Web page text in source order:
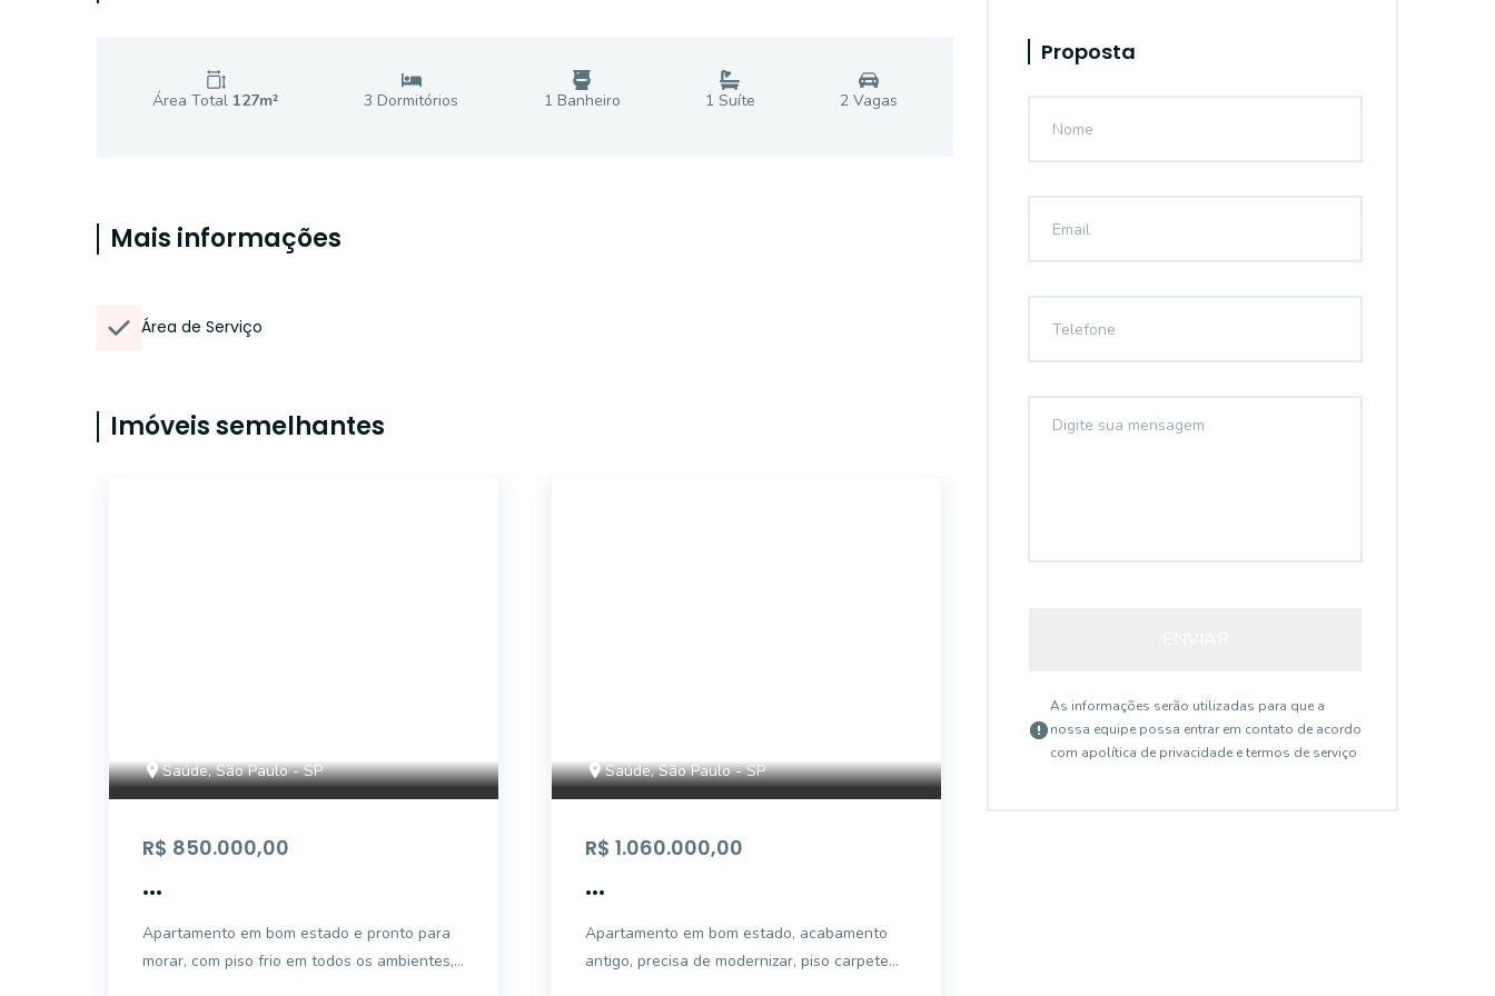
Área Total 127m² 3 Dormitórios 1 Banheiro 1 Suíte 2 Vagas
Mais informações
Área de Serviço
Imóveis semelhantes
Saúde, São Paulo - SP
R$ 850.000,00
...
Apartamento em bom estado e pronto para
morar, com piso frio em todos os ambientes,
Saúde, São Paulo - SP
R$ 1.060.000,00
...
Apartamento em bom estado, acabamento
antigo, precisa de modernizar, piso carpete
Proposta
As informações serão utilizadas para que a
nossa equipe possa entrar em contato de acordo
com apolítica de privacidade e termos de serviço